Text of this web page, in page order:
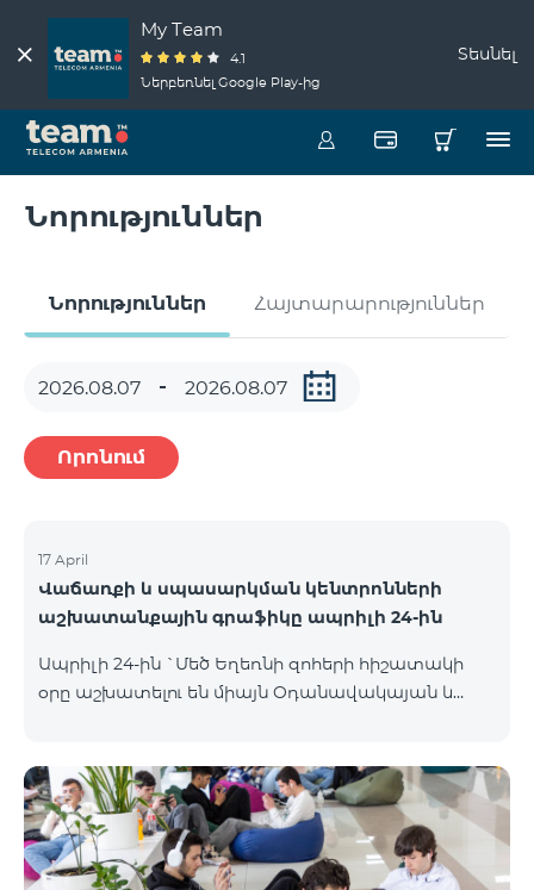
My Team
4.1
Ներբեռնել Google Play-ից
Տեսնել
Նորություններ
Նորություններ Հայտարարություններ
Որոնում
17 April
Վաճառքի և սպասարկման կենտրոնների
աշխատանքային գրաֆիկը ապրիլի 24-ին
Ապրիլի 24-ին `Մեծ Եղեռնի զոհերի հիշատակի
օրը աշխատելու են միայն Օդանավակայան և
Վաճառքի և սպասարկման կենտրոնները կլինեն
փակ։